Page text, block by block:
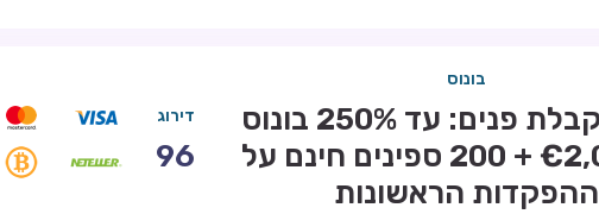
בונוס
חבילת קבלת פנים: עד 250% בונוס
עד €2,000 + 200 ספינים חינם על
ההפקדות הראשונות
דירוג
96